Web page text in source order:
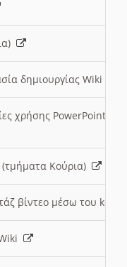
δημιουργίας Wiki
χρήσης PowerPoint
(τμήματα Κούρια)
βίντεο μέσω του